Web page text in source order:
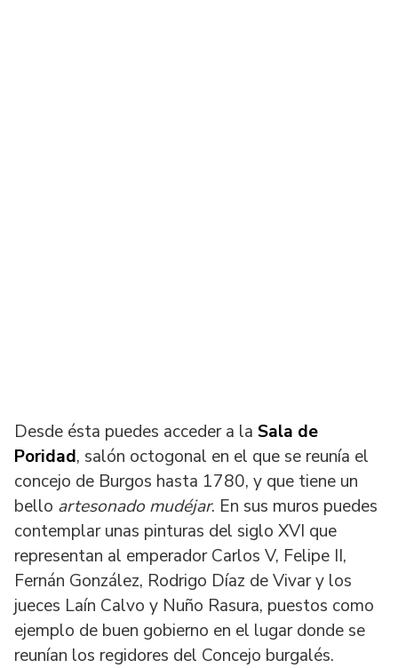
Desde ésta puedes acceder a la Sala de
Poridad, salón octogonal en el que se reunía el
concejo de Burgos hasta 1780, y que tiene un
bello artesonado mudéjar. En sus muros puedes
contemplar unas pinturas del siglo XVI que
representan al emperador Carlos V, Felipe II,
Fernán González, Rodrigo Díaz de Vivar y los
jueces Laín Calvo y Nuño Rasura, puestos como
ejemplo de buen gobierno en el lugar donde se
reunían los regidores del Concejo burgalés.